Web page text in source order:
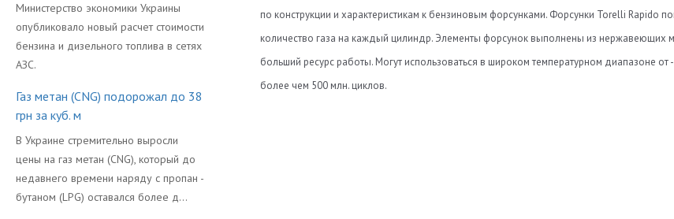
Министерство экономики Украины
опубликовало новый расчет стоимости
бензина и дизельного топлива в сетях
АЗС.
Газ метан (CNG) подорожал до 38
грн за куб. м
В Украине стремительно выросли
цены на газ метан (CNG), который до
недавнего времени наряду с пропан -
бутаном (LPG) оставался более д...
по конструкции и характеристикам к бензиновым форсунками. Форсунки Torelli Rapido
количество газа на каждый цилиндр. Элементы форсунок выполнены из нержавеющих
больший ресурс работы. Могут использоваться в широком температурном диапазоне
более чем 500 млн. циклов.